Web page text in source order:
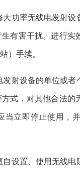
功率无线电发射
有害干扰。进行
）手续。
射设备的单位或
式，对其他合法
当立即停止使用，
设置、使用无线